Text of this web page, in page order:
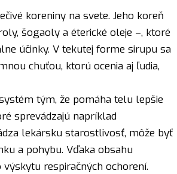
koreniny na svete. Jeho koreň
šogaoly a éterické oleje –, ktoré
účinky. V tekutej forme sirupu sa
chuťou, ktorú ocenia aj ľudia,
tým, že pomáha telu lepšie
sprevádzajú napríklad
lekársku starostlivosť, môže byť
a pohybu. Vďaka obsahu
respiračných ochorení.